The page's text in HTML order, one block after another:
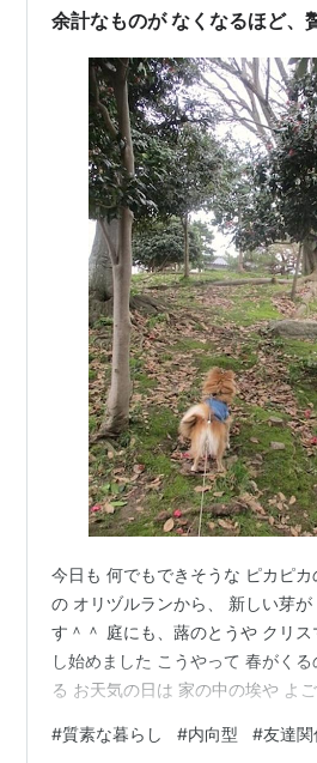
その特徴 質素なライフスタイル
余計なものが なくなるほど、
今日も 何でもできそうな ピカピ
の オリヅルランから、 新しい芽が
す＾＾ 庭にも、蕗のとうや クリ
し始めました こうやって 春がく
る お天気の日は 家の中の埃や よ
の仲良しグループが 遊びに来るっ
#質素な暮らし #内向型 #友達関